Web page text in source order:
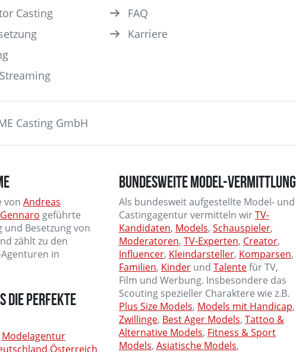
Casting
FAQ
Karriere
Casting GmbH
von Andreas
geführte
Besetzung von
zählt zu den
in
DIE PERFEKTE
Modelagentur
Österreich
BUNDESWEITE MODEL-VERMITTLUNG
Als bundesweit aufgestellte Model- und
Castingagentur vermitteln wirTV-
Kandidaten, Models, Schauspieler,
Moderatoren, TV-Experten, Creator,
Influencer, Kleindarsteller, Komparsen,
Familien, Kinder und Talentefür TV,
Film und Werbung. Insbesondere das
Scouting spezieller Charaktere wie z.B.
Plus Size Models, Models mit Handicap,
Zwillinge, Best Ager Models, Tattoo &
Alternative Models, Fitness & Sport
Models, Asiatische Models,